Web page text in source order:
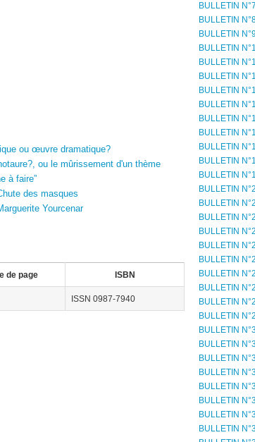
ou œuvre dramatique?
ou le mûrissement d'un thème
à faire”
des masques
Yourcenar
de page ISBN
ISSN 0987-7940
BULLETIN N°7
BULLETIN
BULLETIN
BULLETIN
BULLETIN
BULLETIN
BULLETIN
BULLETIN
BULLETIN
BULLETIN
BULLETIN
BULLETIN
BULLETIN
BULLETIN
BULLETIN
BULLETIN
BULLETIN
BULLETIN
BULLETIN
BULLETIN
BULLETIN
BULLETIN
BULLETIN
BULLETIN
BULLETIN
BULLETIN
BULLETIN
BULLETIN
BULLETIN
BULLETIN
BULLETIN